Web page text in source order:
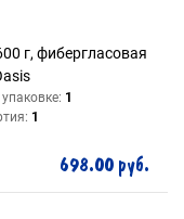
г, фибергласовая
1
1
698.00 руб.